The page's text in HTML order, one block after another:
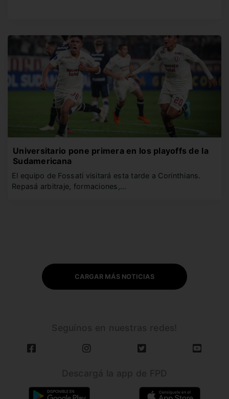
Universitario pone primera en los playoffs de la
Sudamericana
El equipo de Fossati visitará esta tarde a Corinthians.
Repasá arbitraje, formaciones,…
CARGAR MÁS NOTICIAS